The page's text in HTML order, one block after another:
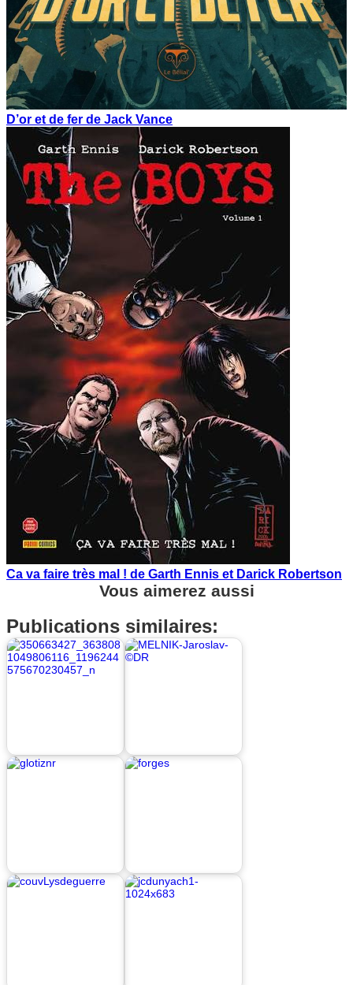
D’or et de fer de Jack Vance
Ca va faire très mal ! de Garth Ennis et Darick Robertson
Vous aimerez aussi
Publications similaires: